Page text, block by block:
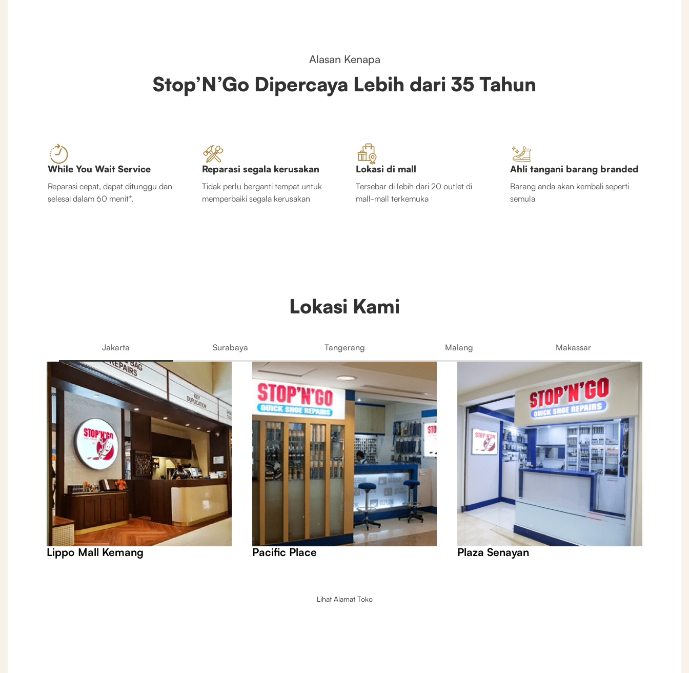
Alasan Kenapa
Stop’N’Go Dipercaya Lebih dari 35 Tahun
While You Wait Service
Reparasi cepat, dapat ditunggu dan
selesai dalam 60 menit*.
Reparasi segala kerusakan
Tidak perlu berganti tempat untuk
memperbaiki segala kerusakan
Lokasi di mall
Tersebar di lebih dari 20 outlet di
mall-mall terkemuka
Ahli tangani barang branded
Barang anda akan kembali seperti
semula
Lokasi Kami
Jakarta Surabaya Tangerang Malang Makassar
Lippo Mall Kemang Pacific Place Plaza Senayan
Lihat Alamat Toko